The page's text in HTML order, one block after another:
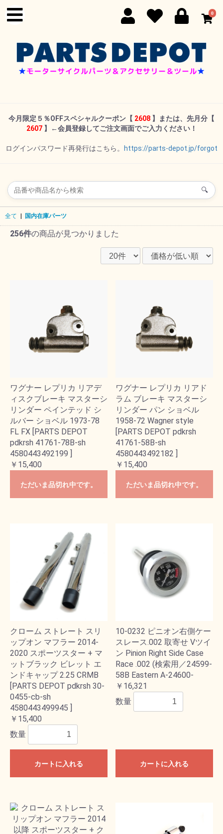
0
今月限定５％OFFスペシャルクーポン 【 2608 】または、先月分【
2607】←会員登録してご注文画面でご入力ください！
ログインパスワード再発行はこちら。 https://parts-depot.jp/forgot
🔍
全て 国内在庫パーツ
256件の商品が見つかりました
ワグナー レプリカ リアデ
ィスクブレーキ マスターシ
リンダー ペインテッド シ
ルバー ショベル 1973-78
FL FX [PARTS DEPOT
pdkrsh 41761-78B-sh
4580443492199 ]
￥15,400
ただいま品切れ中です。
ワグナー レプリカ リアド
ラム ブレーキ マスターシ
リンダー パン ショベル
1958-72 Wagner style
[PARTS DEPOT pdkrsh
41761-58B-sh
4580443492182 ]
￥15,400
ただいま品切れ中です。
クローム ストレート スリ
ップオン マフラー 2014-
2020 スポーツスター + マ
ットブラック ビレット エ
ンドキャップ 2.25 CRMB
[PARTS DEPOT pdkrsh 30-
0455-cb-sh
4580443499945 ]
￥15,400
数量
カートに入れる
10-0232 ピニオン右側ケー
スレース.002 取寄せ Vツイ
ン Pinion Right Side Case
Race .002 (検索用／24599-
58B Eastern A-24600-
￥16,321
数量
カートに入れる